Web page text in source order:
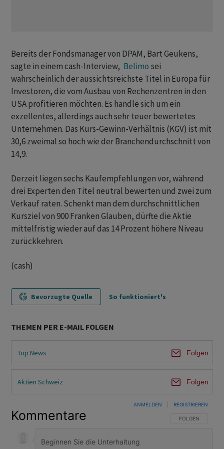
Bereits der Fondsmanager von DPAM, Bart Geukens,
sagte in einem cash-Interview, Belimo sei
wahrscheinlich der aussichtsreichste Titel in Europa für
Investoren, die vom Ausbau von Rechenzentren in den
USA profitieren möchten. Es handle sich um ein
exzellentes, allerdings auch sehr teuer bewertetes
Unternehmen. Das Kurs-Gewinn-Verhältnis (KGV) ist mit
30,6 zweimal so hoch wie der Branchendurchschnitt von
14,9.
Derzeit liegen sechs Kaufempfehlungen vor, während
drei Experten den Titel neutral bewerten und zwei zum
Verkauf raten. Schenkt man dem durchschnittlichen
Kursziel von 900 Franken Glauben, dürfte die Aktie
mittelfristig wieder auf das 14 Prozent höhere Niveau
zurückkehren.
(cash)
Bevorzugte Quelle So funktioniert's
THEMEN PER E-MAIL FOLGEN
Top News Folgen
Aktien Schweiz Folgen
Kommentare FOLGE DIESER
FOLGEN
ANMELDEN REGISTRIEREN